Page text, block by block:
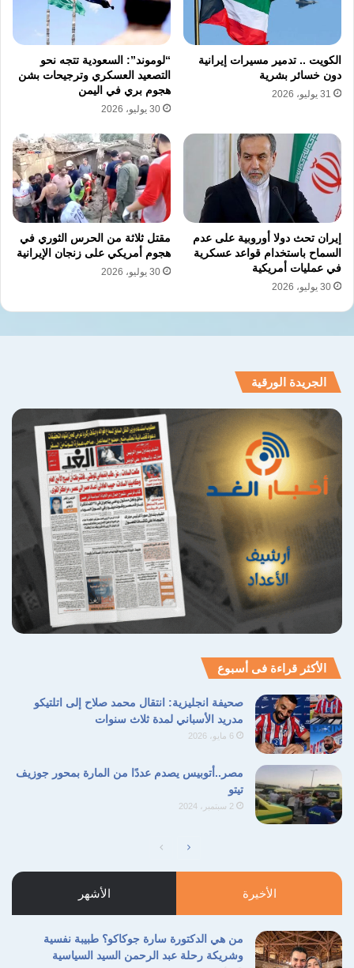
الكويت .. تدمير مسيرات إيرانية
دون خسائر بشرية
31 يوليو، 2026
“لوموند”: السعودية تتجه نحو
التصعيد العسكري وترجيحات بشن
هجوم بري في اليمن
30 يوليو، 2026
إيران تحث دولا أوروبية على عدم
السماح باستخدام قواعد عسكرية
في عمليات أمريكية
30 يوليو، 2026
مقتل ثلاثة من الحرس الثوري في
هجوم أمريكي على زنجان الإيرانية
30 يوليو، 2026
الجريدة الورقية
الأكثر قراءة فى أسبوع
صحيفة انجليزية: انتقال محمد صلاح إلى اتلتيكو
مدريد الأسباني لمدة ثلاث سنوات
6 مايو، 2026
مصر..أتوبيس يصدم عددًا من المارة بمحور جوزيف
تيتو
2 سبتمبر، 2024
الصفحة
السابقة
الصفحة
التالية
الأخيرة الأشهر
من هي الدكتورة سارة جوكاكو؟ طبيبة نفسية
وشريكة رحلة عبد الرحمن السيد السياسية